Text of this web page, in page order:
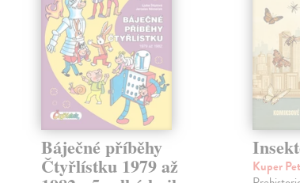
Báječné příběhy
Čtyřlístku 1979 až
Kuper